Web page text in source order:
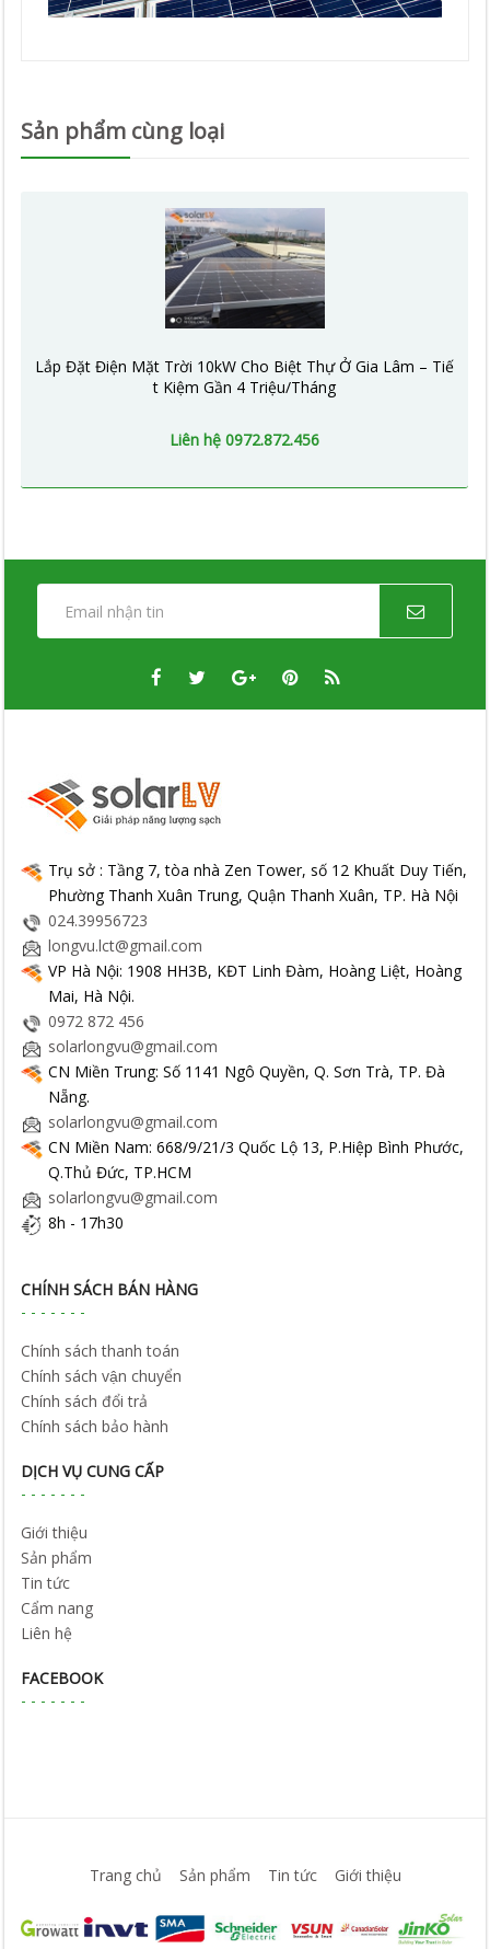
Sản phẩm cùng loại
Lắp Đặt Điện Mặt Trời 10kW Cho Biệt Thự Ở Gia Lâm – Tiế
t Kiệm Gần 4 Triệu/Tháng
Liên hệ 0972.872.456
Trụ sở : Tầng 7, tòa nhà Zen Tower, số 12 Khuất Duy Tiến,
Phường Thanh Xuân Trung, Quận Thanh Xuân, TP. Hà Nội
024.39956723
longvu.lct@gmail.com
VP Hà Nội: 1908 HH3B, KĐT Linh Đàm, Hoàng Liệt, Hoàng
Mai, Hà Nội.
0972 872 456
solarlongvu@gmail.com
CN Miền Trung: Số 1141 Ngô Quyền, Q. Sơn Trà, TP. Đà
Nẵng.
solarlongvu@gmail.com
CN Miền Nam: 668/9/21/3 Quốc Lộ 13, P.Hiệp Bình Phước,
Q.Thủ Đức, TP.HCM
solarlongvu@gmail.com
8h - 17h30
CHÍNH SÁCH BÁN HÀNG
Chính sách thanh toán
Chính sách vận chuyển
Chính sách đổi trả
Chính sách bảo hành
DỊCH VỤ CUNG CẤP
Giới thiệu
Sản phẩm
Tin tức
Cẩm nang
Liên hệ
FACEBOOK
Trang chủ Sản phẩm Tin tức Giới thiệu